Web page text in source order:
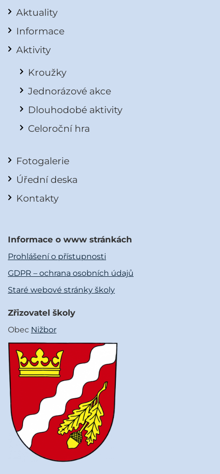
Aktuality
Informace
Aktivity
Kroužky
Jednorázové akce
Dlouhodobé aktivity
Celoroční hra
Fotogalerie
Úřední deska
Kontakty
Informace o www stránkách
Prohlášení o přístupnosti
GDPR – ochrana osobních údajů
Staré webové stránky školy
Zřizovatel školy
Obec Nižbor